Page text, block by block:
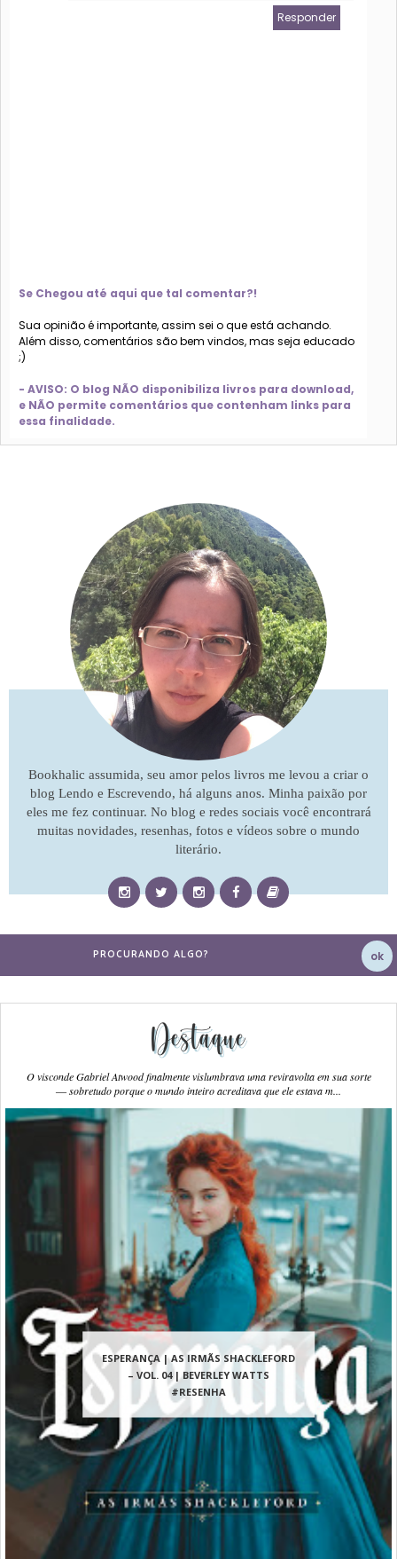
Responder
Se Chegou até aqui que tal comentar?!
Sua opinião é importante, assim sei o que está achando.
Além disso, comentários são bem vindos, mas seja educado
;)
- AVISO: O blog NÃO disponibiliza livros para download,
e NÃO permite comentários que contenham links para
essa finalidade.
Bookhalic assumida, seu amor pelos livros me levou a criar o
blog Lendo e Escrevendo, há alguns anos. Minha paixão por
eles me fez continuar. No blog e redes sociais você encontrará
muitas novidades, resenhas, fotos e vídeos sobre o mundo
literário.
Destaque
ESPERANÇA | AS IRMÃS SHACKLEFORD
– VOL. 04 | BEVERLEY WATTS
#RESENHA
O visconde Gabriel Atwood finalmente vislumbrava uma reviravolta em sua sorte
― sobretudo porque o mundo inteiro acreditava que ele estava m...